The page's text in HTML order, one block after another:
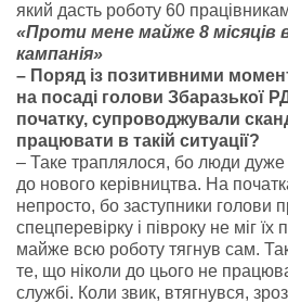
який дасть роботу 60
«Проти мене майже 8 місяців
кампанія»
– Поряд із позитивними
на посаді голови Збаразької
початку, супроводжували
працювати в такій ситуації?
– Таке траплялося, бо люди
до нового керівництва. На
непросто, бо заступники голови
спецперевірку і півроку не міг
майже всю роботу тягнув сам.
те, що ніколи до цього не
службі. Коли звик, втягнувся,